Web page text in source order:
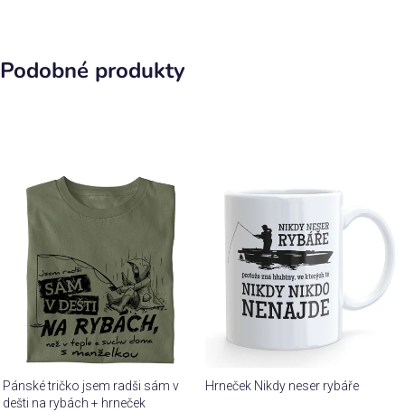
Podobné produkty
Pánské tričko jsem radši sám v
dešti na rybách + hrneček
Hrneček Nikdy neser rybáře